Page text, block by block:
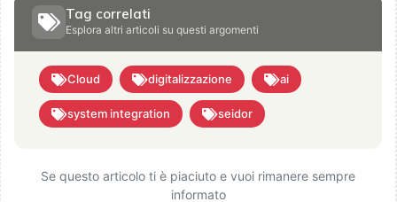
Tag correlati
Esplora altri articoli su questi argomenti
Cloud digitalizzazione ai
system integration seidor
Se questo articolo ti è piaciuto e vuoi rimanere sempre
informato